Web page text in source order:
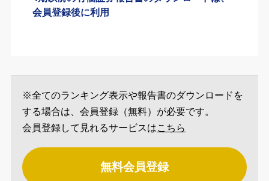
会員登録後に利用
※全てのランキング表示や報告書のダウンロードを
する場合は、会員登録（無料）が必要です。
会員登録して見れるサービスはこちら
無料会員登録